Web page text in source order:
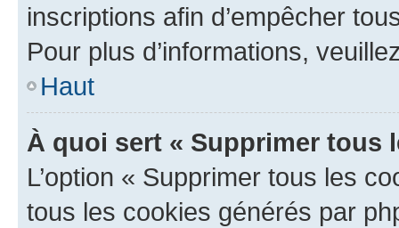
inscriptions afin d’empêcher
Pour plus d’informations,
Haut
À quoi sert « Supprimer tous
L’option « Supprimer tous les
tous les cookies générés par